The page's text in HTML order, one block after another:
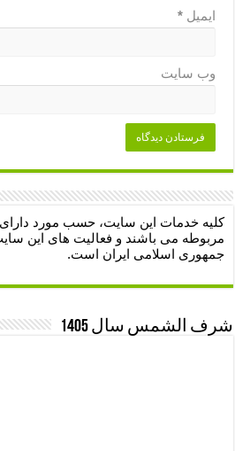
ایمیل*
وب‌ سایت
کلیه خدمات این سایت، حسب مورد دارای
مربوطه می باشند و فعالیت های این
جمهوری اسلامی ایران است.
شرف الشمس سال 1405